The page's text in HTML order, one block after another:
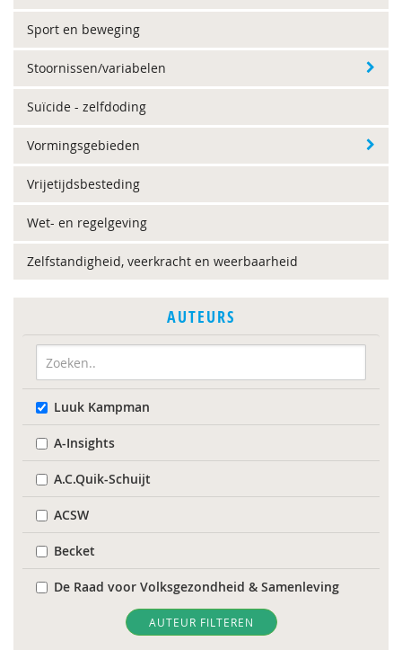
Sport en beweging
Stoornissen/variabelen
Suïcide - zelfdoding
Vormingsgebieden
Vrijetijdsbesteding
Wet- en regelgeving
Zelfstandigheid, veerkracht en weerbaarheid
AUTEURS
Luuk Kampman
A-Insights
A.C.Quik-Schuijt
ACSW
Becket
De Raad voor Volksgezondheid & Samenleving
AUTEUR FILTEREN